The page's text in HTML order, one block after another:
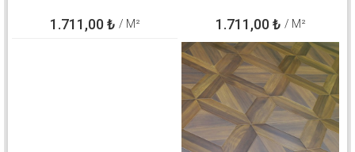
1.711,00₺ / M² 1.711,00₺ / M²